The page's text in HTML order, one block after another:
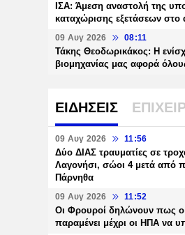
ΙΣΑ: Άμεση αναστολή της
καταχώρισης εξετάσεων στο
09 Αυγ 2026 08:11
Τάκης Θεοδωρικάκος: Η
βιομηχανίας μας αφορά
ΕΙΔΗΣΕΙΣ
09 Αυγ 2026 11:56
Δύο ΔΙΑΣ τραυματίες σε
Λαγονήσι, σώοι 4 μετά από
Πάρνηθα
09 Αυγ 2026 11:52
Οι Φρουροί δηλώνουν πως ο
παραμένει μέχρι οι ΗΠΑ να